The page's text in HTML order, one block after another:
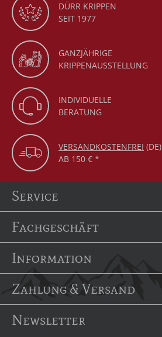
DÜRR KRIPPEN
SEIT 1977
GANZJÄHRIGE
KRIPPENAUSSTELLUNG
INDIVIDUELLE
BERATUNG
VERSANDKOSTENFREI (DE)
AB 150 € *
Service
Fachgeschäft
Information
Zahlung & Versand
Newsletter